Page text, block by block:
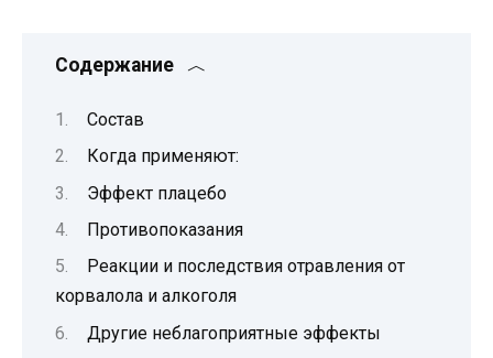
Содержание
Состав
Когда применяют:
Эффект плацебо
Противопоказания
Реакции и последствия отравления от
корвалола и алкоголя
Другие неблагоприятные эффекты